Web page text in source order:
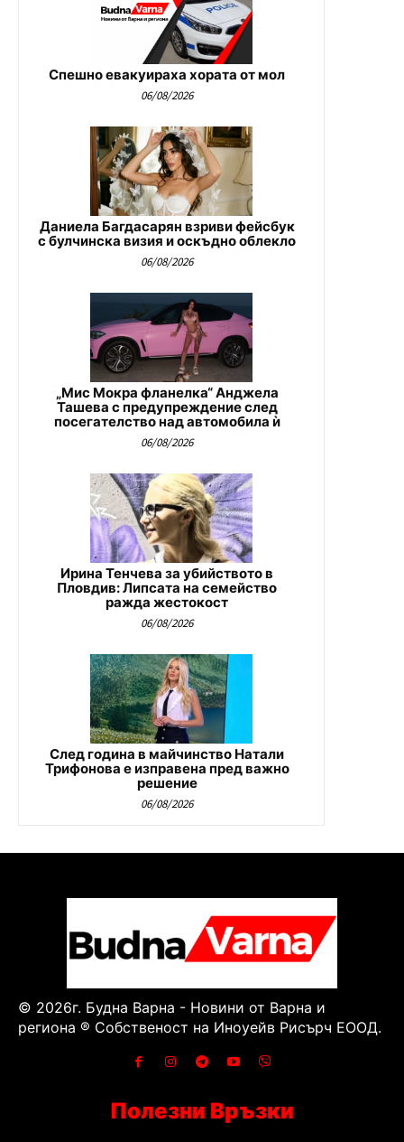
Спешно евакуираха хората от мол
06/08/2026
Даниела Багдасарян взриви фейсбук
с булчинска визия и оскъдно облекло
06/08/2026
„Мис Мокра фланелка“ Анджела
Ташева с предупреждение след
посегателство над автомобила ѝ
06/08/2026
Ирина Тенчева за убийството в
Пловдив: Липсата на семейство
ражда жестокост
06/08/2026
След година в майчинство Натали
Трифонова е изправена пред важно
решение
06/08/2026
© 2026г. Будна Варна - Новини от Варна и
региона ® Собственост на Иноуейв Рисърч ЕООД.
Полезни Връзки